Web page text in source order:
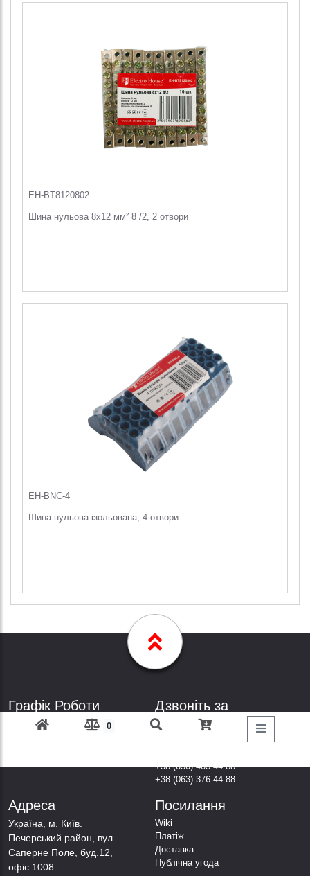
0
EH-BT8120802
Шина нульова 8х12 мм² 8 /2, 2 отвори
EH-BNC-4
Шина нульова ізольована, 4 отвори
Графік Роботи
Пн-Пт: з 9: 00 до 18: 00
Дзвоніть за
телефонами
+38 (050) 403-44-88
+38 (063) 376-44-88
Адреса
Українa, м. Київ.
Печерський район, вул.
Саперне Поле, буд.12,
офіс 1008
Посилання
Wiki
Платіж
Доставка
Публічна угода